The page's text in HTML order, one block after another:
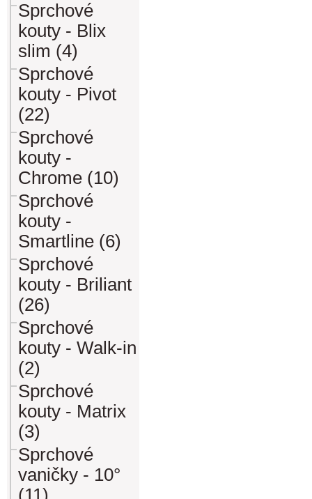
Sprchové
kouty - Blix
slim (4)
Sprchové
kouty - Pivot
(22)
Sprchové
kouty -
Chrome (10)
Sprchové
kouty -
Smartline (6)
Sprchové
kouty - Briliant
(26)
Sprchové
kouty - Walk-in
(2)
Sprchové
kouty - Matrix
(3)
Sprchové
vaničky - 10°
(11)